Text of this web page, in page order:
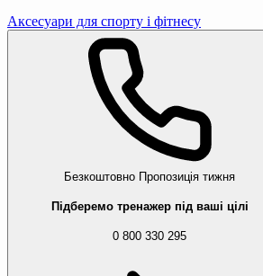
Аксесуари для спорту і фітнесу
Безкоштовно Пропозиція тижня
Підберемо тренажер під ваші цілі
0 800 330 295